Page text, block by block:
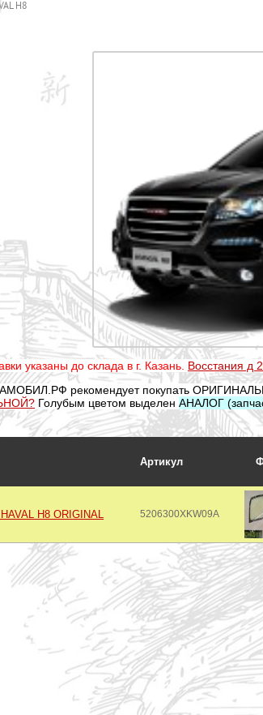
H8
указаны до склада в г. Казань. Восстания д
рекомендует покупать
Голубым цветом выделен АНАЛОГ
Артикул
H8 ORIGINAL 5206300XKW09A